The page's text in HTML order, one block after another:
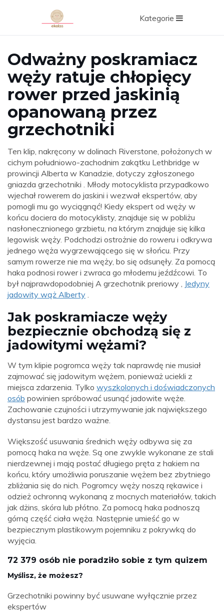
Kategorie
Odważny poskramiacz
węży ratuje chłopięcy
rower przed jaskinią
opanowaną przez
grzechotniki
Ten klip, nakręcony w dolinach Riverstone, położonych w
cichym południowo-zachodnim zakątku Lethbridge w
prowincji Alberta w Kanadzie, dotyczy zgłoszonego
gniazda grzechotniki . Młody motocyklista przypadkowo
wjechał rowerem do jaskini i wezwał ekspertów, aby
pomogli mu go wyciągnąć! Kiedy ekspert od węży w
końcu dociera do motocyklisty, znajduje się w pobliżu
nasłonecznionego grzbietu, na którym znajduje się kilka
legowisk węży. Podchodzi ostrożnie do roweru i odkrywa
jednego węża wygrzewającego się w słońcu. Przy
samym rowerze nie ma węży, bo się odsunęły. Za pomocą
haka podnosi rower i zwraca go młodemu jeźdźcowi. To
był najprawdopodobniej A grzechotnik preriowy , Jedyny
jadowity wąż Alberty .
Jak poskramiacze węży
bezpiecznie obchodzą się z
jadowitymi wężami?
W tym klipie pogromca węży tak naprawdę nie musiał
zajmować się jadowitym wężem, ponieważ uciekli z
miejsca zdarzenia. Tylko wyszkolonych i doświadczonych
osób powinien spróbować usunąć jadowite węże.
Zachowanie czujności i utrzymywanie jak największego
dystansu jest bardzo ważne.
Większość usuwania średnich węży odbywa się za
pomocą haka na węże. Są one zwykle wykonane ze stali
nierdzewnej i mają postać długiego pręta z hakiem na
końcu, który umożliwia poruszanie wężem bez zbytniego
zbliżania się do nich. Pogromcy węży noszą rękawice i
odzież ochronną wykonaną z mocnych materiałów, takich
jak dżins, skóra lub płótno. Za pomocą haka podnoszą
górną część ciała węża. Następnie umieść go w
bezpiecznym plastikowym pojemniku z pokrywką do
wyjęcia.
72 379 osób nie poradziło sobie z tym quizem
Myślisz, że możesz?
Grzechotniki powinny być usuwane wyłącznie przez
ekspertów